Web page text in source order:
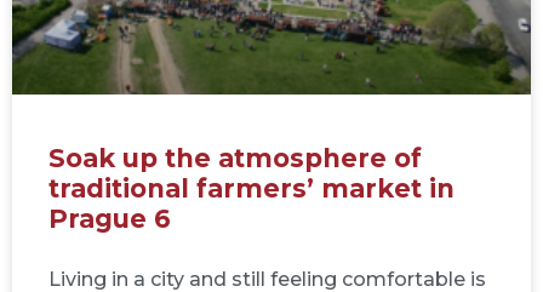
Soak up the atmosphere of
traditional farmers’ market in
Prague 6
Living in a city and still feeling comfortable is